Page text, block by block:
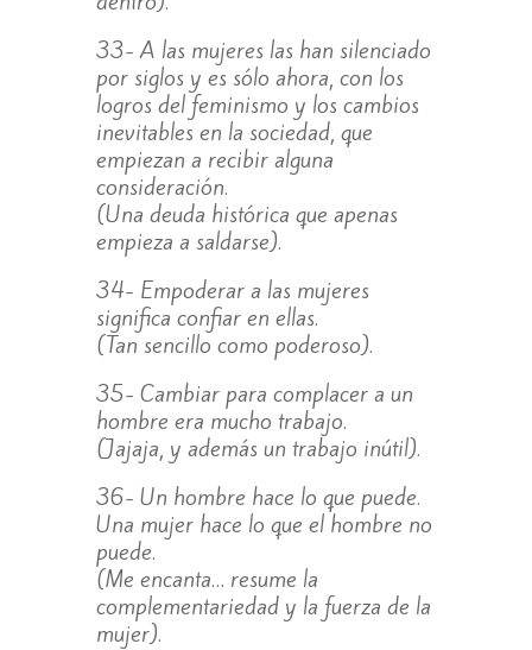
33- A las mujeres las han silenciado
por siglos y es sólo ahora, con los
logros del feminismo y los cambios
inevitables en la sociedad, que
empiezan a recibir alguna
consideración.
(Una deuda histórica que apenas
empieza a saldarse).
34- Empoderar a las mujeres
significa confiar en ellas.
(Tan sencillo como poderoso).
35- Cambiar para complacer a un
hombre era mucho trabajo.
(Jajaja, y además un trabajo inútil).
36- Un hombre hace lo que puede.
Una mujer hace lo que el hombre no
puede.
(Me encanta… resume la
complementariedad y la fuerza de la
mujer).